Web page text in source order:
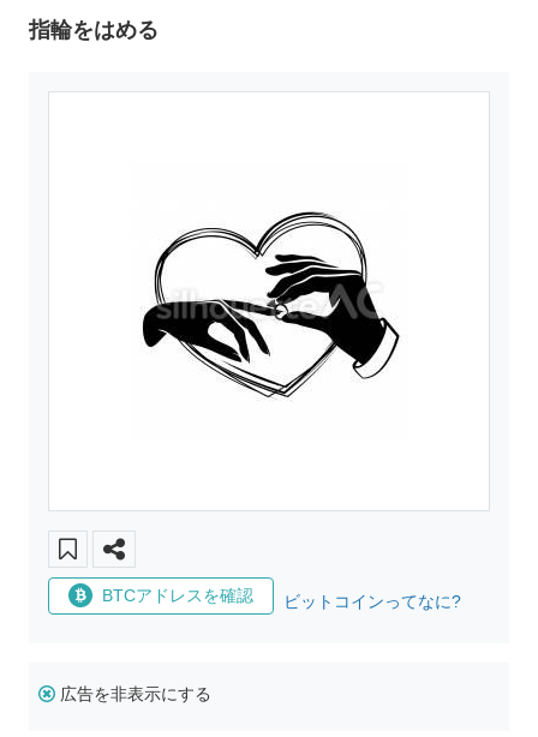
指輪をはめる
BTCアドレスを確認 ビットコインってなに?
広告を非表示にする